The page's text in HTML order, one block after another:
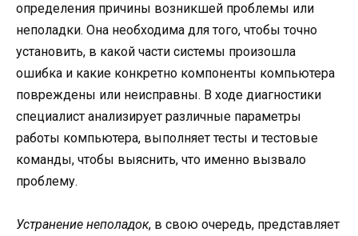
определения причины возникшей проблемы или
неполадки. Она необходима для того, чтобы точно
установить, в какой части системы произошла
ошибка и какие конкретно компоненты компьютера
повреждены или неисправны. В ходе диагностики
специалист анализирует различные параметры
работы компьютера, выполняет тесты и тестовые
команды, чтобы выяснить, что именно вызвало
проблему.
Устранение неполадок, в свою очередь, представляет